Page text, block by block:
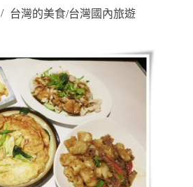
台灣的美食/台灣國內旅遊